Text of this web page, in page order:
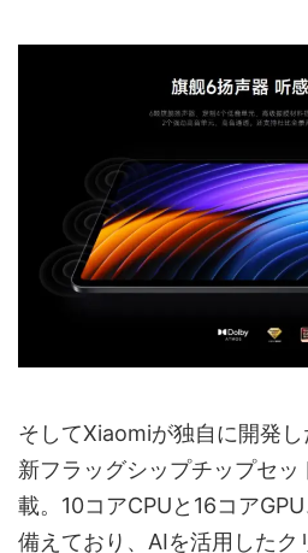
そしてXiaomiが独自に開発
新フラッグシップチップセッ
載。10コアCPUと16コア
備えており、AIを活用したク